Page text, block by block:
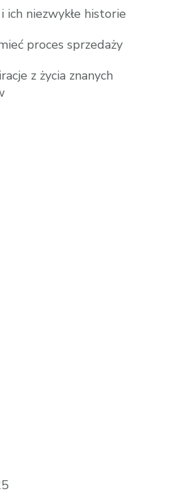
ich niezwykłe historie
proces sprzedaży
z życia znanych